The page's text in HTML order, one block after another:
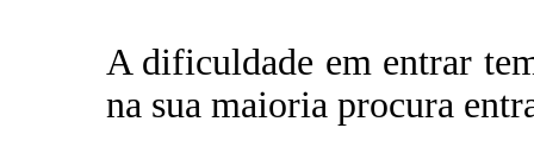
A dificuldade em entrar
na sua maioria procura